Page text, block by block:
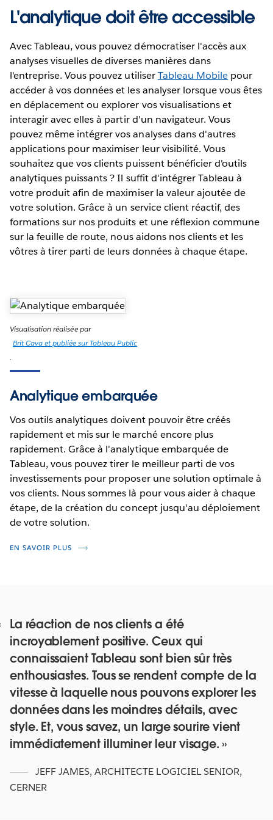
L'analytique doit être accessible
Avec Tableau, vous pouvez démocratiser l'accès aux
analyses visuelles de diverses manières dans
l'entreprise. Vous pouvez utiliserTableau Mobilepour
accéder à vos données et les analyser lorsque vous êtes
en déplacement ou explorer vos visualisations et
interagir avec elles à partir d'un navigateur. Vous
pouvez même intégrer vos analyses dans d'autres
applications pour maximiser leur visibilité. Vous
souhaitez que vos clients puissent bénéficier d'outils
analytiques puissants ? Il suffit d'intégrer Tableau à
votre produit afin de maximiser la valeur ajoutée de
votre solution. Grâce à un service client réactif, des
formations sur nos produits et une réflexion commune
sur la feuille de route, nous aidons nos clients et les
vôtres à tirer parti de leurs données à chaque étape.
Visualisation réalisée par
Brit Cava et publiée sur Tableau Public
.
Analytique embarquée
Vos outils analytiques doivent pouvoir être créés
rapidement et mis sur le marché encore plus
rapidement. Grâce à l'analytique embarquée de
Tableau, vous pouvez tirer le meilleur parti de vos
investissements pour proposer une solution optimale à
vos clients. Nous sommes là pour vous aider à chaque
étape, de la création du concept jusqu'au déploiement
de votre solution.
EN SAVOIR PLUS
La réaction de nos clients a été
incroyablement positive. Ceux qui
connaissaient Tableau sont bien sûr très
enthousiastes. Tous se rendent compte de la
vitesse à laquelle nous pouvons explorer les
données dans les moindres détails, avec
style. Et, vous savez, un large sourire vient
immédiatement illuminer leur visage.
JEFF JAMES, ARCHITECTE LOGICIEL SENIOR,
CERNER